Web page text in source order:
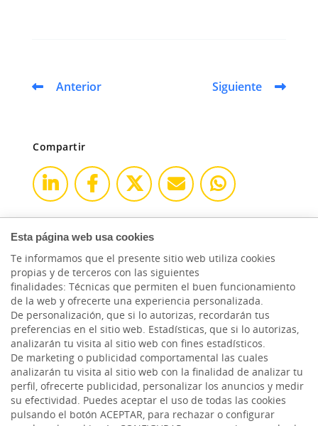
Esta página web usa cookies
Te informamos que el presente sitio web utiliza cookies
propias y de terceros con las siguientes
finalidades: Técnicas que permiten el buen funcionamiento
de la web y ofrecerte una experiencia personalizada.
De personalización, que si lo autorizas, recordarán tus
preferencias en el sitio web. Estadísticas, que si lo autorizas,
analizarán tu visita al sitio web con fines estadísticos.
De marketing o publicidad comportamental las cuales
analizarán tu visita al sitio web con la finalidad de analizar tu
perfil, ofrecerte publicidad, personalizar los anuncios y medir
su efectividad. Puedes aceptar el uso de todas las cookies
pulsando el botón ACEPTAR, para rechazar o configurar
Anterior Siguiente
Compartir
HACER AQUÍ,
CRECER AQUÍ.